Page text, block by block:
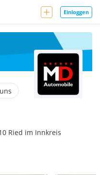
Einloggen
Ried im Innkreis